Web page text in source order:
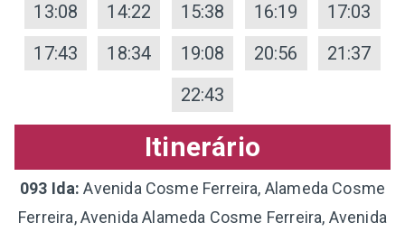
13:08
14:22 15:38 16:19
17:03
17:43
18:34 19:08 20:56
21:37
22:43
Itinerário
093 Ida:Avenida Cosme Ferreira, Alameda Cosme
Ferreira, Avenida Alameda Cosme Ferreira, Avenida